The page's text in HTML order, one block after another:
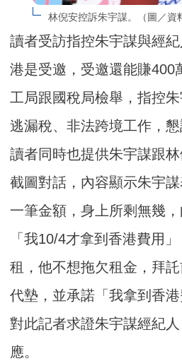
林倪安控訴朱宇謀。（圖／資
讀者受訪指控朱宇謀與經
港是受邀，受邀還能賺400
工局跟國稅局檢舉，指控
逃漏稅、非法跨境工作，懇
讀者同時也提供朱宇謀跟
截圖對話，內容顯示朱宇
一筆金額，身上所剩無幾
「我10/4才拿到香港費用
租，他不想拖欠租金，拜
代墊，並承諾「我拿到香港
對此記者求證朱宇謀經紀
應。